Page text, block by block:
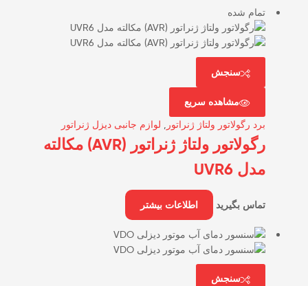
تمام شده
سنجش
مشاهده سریع
برد رگولاتور ولتاژ ژنراتور لوازم جانبی دیزل ژنراتور
رگولاتور ولتاژ ژنراتور (AVR) مکالته
مدل UVR6
تماس بگیرید اطلاعات بیشتر
سنجش